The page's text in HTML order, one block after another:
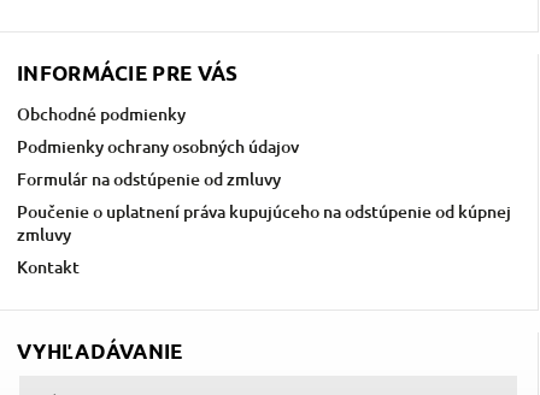
INFORMÁCIE PRE VÁS
Obchodné podmienky
Podmienky ochrany osobných údajov
Formulár na odstúpenie od zmluvy
Poučenie o uplatnení práva kupujúceho na odstúpenie od kúpnej
zmluvy
Kontakt
VYHĽADÁVANIE